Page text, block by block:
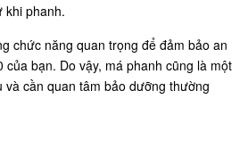
khi phanh.
chức năng quan trọng để đảm bảo an
của bạn. Do vậy, má phanh cũng là một
và cần quan tâm bảo dưỡng thường